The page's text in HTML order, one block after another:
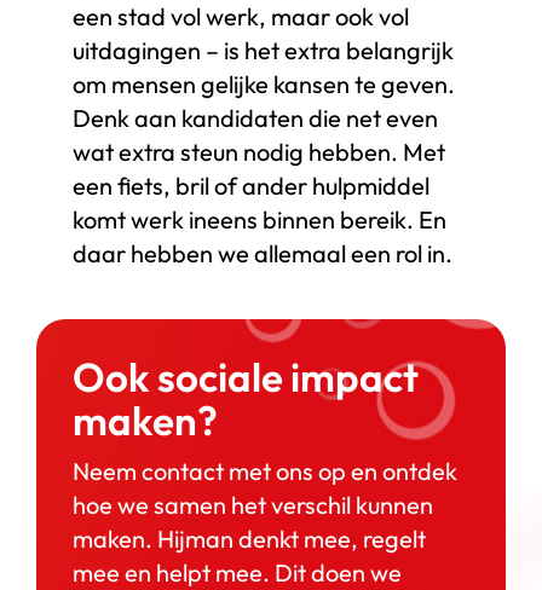
een stad vol werk, maar ook vol
uitdagingen – is het extra belangrijk
om mensen gelijke kansen te geven.
Denk aan kandidaten die net even
wat extra steun nodig hebben. Met
een fiets, bril of ander hulpmiddel
komt werk ineens binnen bereik. En
daar hebben we allemaal een rol in.
Ook sociale impact
maken?
Neem contact met ons op en ontdek
hoe we samen het verschil kunnen
maken. Hijman denkt mee, regelt
mee en helpt mee. Dit doen we